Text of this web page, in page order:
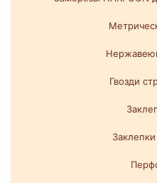
Гвозди